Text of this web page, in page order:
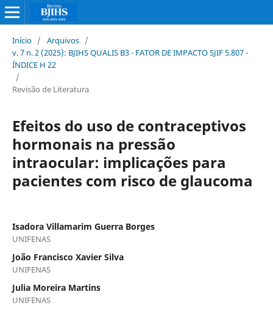
Início / Arquivos /
v. 7 n. 2 (2025): BJIHS QUALIS B3 - FATOR DE IMPACTO SJIF 5.807 -
ÍNDICE H 22
/
Revisão de Literatura
Efeitos do uso de contraceptivos
hormonais na pressão
intraocular: implicações para
pacientes com risco de glaucoma
Isadora Villamarim Guerra Borges
UNIFENAS
João Francisco Xavier Silva
UNIFENAS
Julia Moreira Martins
UNIFENAS